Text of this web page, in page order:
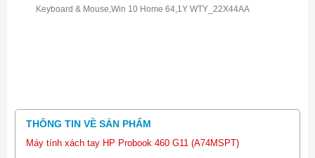
Keyboard & Mouse,Win 10 Home 64,1Y WTY_22X44AA
THÔNG TIN VỀ SẢN PHẨM
Máy tính xách tay HP Probook 460 G11 (A74MSPT)